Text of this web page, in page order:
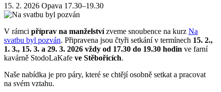
15. 2. 2026 Opava 17.30–19.30
V rámci příprav na manželstvízveme snoubence na kurz Na
svatbu byl pozván. Připravena jsou čtyři setkání v termínech 15. 2.,
1. 3., 15. 3. a 29. 3. 2026 vždy od 17.30 do 19.30 hodin ve farní
kavárně StodoLaKafe ve Stěbořicích.
Naše nabídka je pro páry, které se chtějí osobně setkat a pracovat
na svém vztahu.